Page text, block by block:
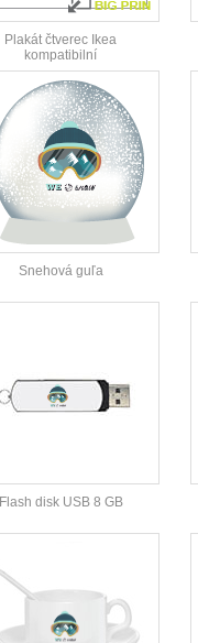
Plakát čtverec Ikea
kompatibilní
Snehová guľa
Flash disk USB 8 GB